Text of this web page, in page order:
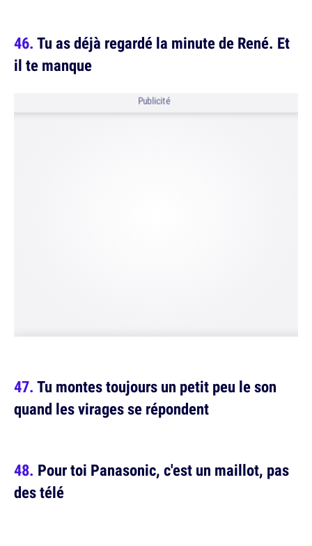
Tu as déjà regardé la minute de René. Et
il te manque
Publicité
Tu montes toujours un petit peu le son
quand les virages se répondent
Pour toi Panasonic, c'est un maillot, pas
des télé